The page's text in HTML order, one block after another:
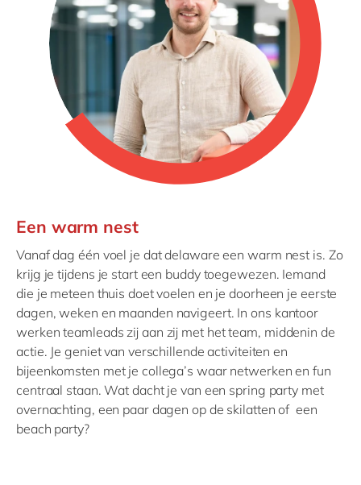
Een warm nest
Vanaf dag één voel je dat delaware een warm nest is. Zo
krijg je tijdens je start een buddy toegewezen. Iemand
die je meteen thuis doet voelen en je doorheen je eerste
dagen, weken en maanden navigeert. In ons kantoor
werken teamleads zij aan zij met het team, middenin de
actie. Je geniet van verschillende activiteiten en
bijeenkomsten met je collega’s waar netwerken en fun
centraal staan. Wat dacht je van een spring party met
overnachting, een paar dagen op de skilatten of een
beach party?